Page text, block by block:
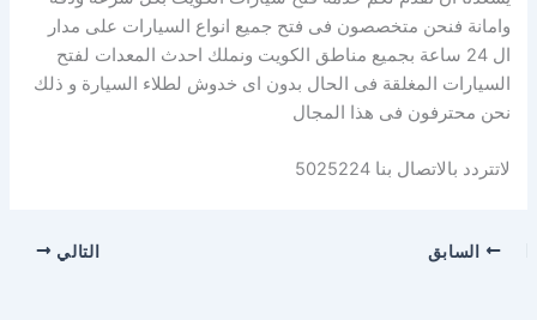
وامانة فنحن متخصصون فى فتح جميع انواع السيارات على مدار
ال 24 ساعة بجميع مناطق الكويت ونملك احدث المعدات لفتح
السيارات المغلقة فى الحال بدون اى خدوش لطلاء السيارة و ذلك
نحن محترفون فى هذا المجال
لاتتردد بالاتصال بنا 5025224
السابق التالي